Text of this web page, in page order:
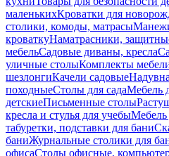
маленькихКроватки для
столики, комоды, матрасы
кроваткуНаматрасники,
мебельСадовые диваны, кресла
уличные столыКомплекты
шезлонгиКачели садовые
походныеСтолы для садаМебель
детскиеПисьменные столы
кресла и стулья для учебыМебель
табуретки, подставки для бани
баниЖурнальные столики для
офисаСтолы офисные,